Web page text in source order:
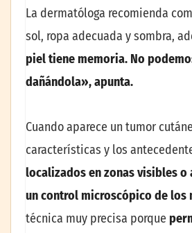
La dermatóloga recomienda
sol, ropa adecuada y sombra,
piel tiene memoria. No
dañándola», apunta.
Cuando aparece un tumor
características y los
localizados en zonas visibles
un control microscópico de
técnica muy precisa porque